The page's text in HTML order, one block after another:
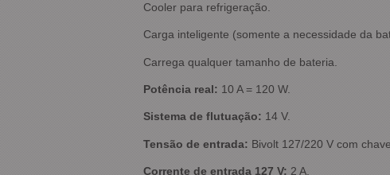
Cooler para refrigeração.
Carga inteligente (somente a necessidade da
Carrega qualquer tamanho de bateria.
Potência real:10 A = 120 W.
Sistema de flutuação:14 V.
Tensão de entrada:Bivolt 127/220 V com
Corrente de entrada 127 V:2 A.